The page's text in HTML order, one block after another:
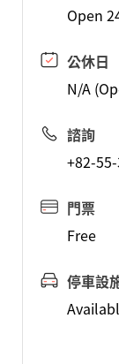
Open
公休日
N/A
諮詢
+82-
門票
Free
停車設